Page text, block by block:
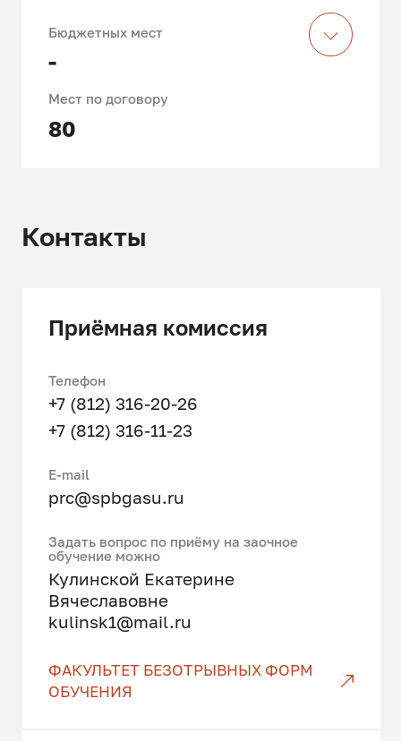
Бюджетных мест
-
Мест по договору
80
обучения
практических проблем
законодательства, регулирующего
деятельности; составления
юридических документов;
консультирования по
проведения правовых экспертиз;
проведения научных
транспортной деятельности;
защиты прав в сфере транспортной
деятельности.
Изучаемые профильные
Актуальные проблемы
Контакты
Приёмная комиссия
Телефон
+7 (812) 316-20-26
+7 (812) 316-11-23
Е-mail
prc@spbgasu.ru
Задать вопрос по приёму на заочное
обучение можно
Кулинской Екатерине
Вячеславовне
kulinsk1@mail.ru
ФАКУЛЬТЕТ БЕЗОТРЫВНЫХ ФОРМ
ОБУЧЕНИЯ